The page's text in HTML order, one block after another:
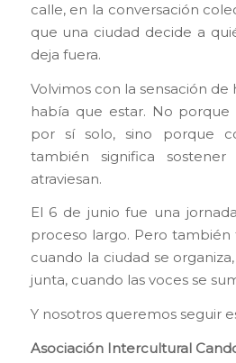
calle, en la conversación
que una ciudad decide a
deja fuera.
Volvimos con la sensación
había que estar. No porque
por sí solo, sino porque
también significa
atraviesan.
El 6 de junio fue una
proceso largo. Pero
cuando la ciudad se
junta, cuando las voces se
Y nosotros queremos seguir
Asociación Intercultural